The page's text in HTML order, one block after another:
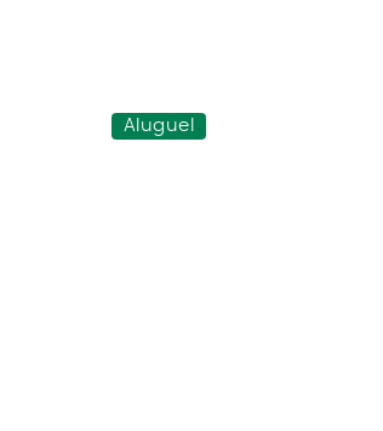
Aluguel